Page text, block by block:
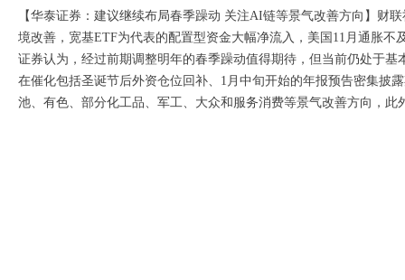
【华泰证券：建议继续布局春季躁动 关注AI链等景气改善方向】财
境改善，宽基ETF为代表的配置型资金大幅净流入，美国11月通胀
证券认为，经过前期调整明年的春季躁动值得期待，但当前仍处于
在催化包括圣诞节后外资仓位回补、1月中旬开始的年报预告密集披
池、有色、部分化工品、军工、大众和服务消费等景气改善方向，